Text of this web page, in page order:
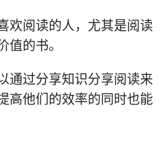
欢阅读的人，尤其是阅读
值的书。
通过分享知识分享阅读来
高他们的效率的同时也能